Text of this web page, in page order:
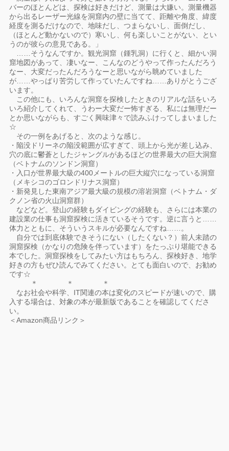
バーのほとんどは、探検は好きだけど、測量は大嫌い。測量機器
から出るレーザー光線を洞窟内の壁に当てて、距離や角度、緯度
経度を測るだけなので、地味だし、つまらないし、面倒だし、
（ほとんど動かないので）寒いし、何も楽しいことがない、とい
うのが彼らの意見である。」
……そうなんですか。観光洞窟（鍾乳洞）に行くと、細かい洞
窟地図があって、凄いなー、こんなのどうやって作ったんだろう
なー、大変だったんだろうなーと思いながら眺めていました
が……やっぱり苦労して作っていたんですね……ありがとうござ
います。
この他にも、いろんな洞窟を探検したときのリアルな話をいろ
いろ紹介してくれて、うわー大変だー怖すぎる、私には無理だー
とか思いながらも、すごく興味津々で読みふけってしまいました
☆
その一例をあげると、次のような感じ。
・陥没ドリーネの陥没範囲が広すぎて、頭上から光が差し込み、
穴の底に鬱蒼としたジャングルがあるほどの世界最大の巨大洞窟
（ベトナムのソンドン洞窟）
・入口が世界最大級の400メートルの巨大縦穴になっている洞窟
（メキシコのゴロンドリナス洞窟）
・新発見した東南アジア最大級の規模の溶岩洞窟（ベトナム・ダ
クノン省の火山洞窟群）
などなど。登山の経験もダイビングの経験も、さらには本業の
建設業の仕事も洞窟探検に活きているそうです。逆に言うと……
体力とともに、そういうスキルが必要なんですね……。
自分では到底体験できそうにない（したくない？）前人未踏の
洞窟探検（かなりの危険を伴っています）をたっぷり堪能できる
本でした。洞窟探検をしてみたい方はもちろん、探検好き、地学
好きの方もぜひ読んでみてください。とても面白いので、お勧め
です☆
＊ ＊ ＊
なお社会や科学、IT関連の本は変化のスピードが速いので、購
入する場合は、対象の本が最新版であることを確認してくださ
い。
＜Amazon商品リンク＞